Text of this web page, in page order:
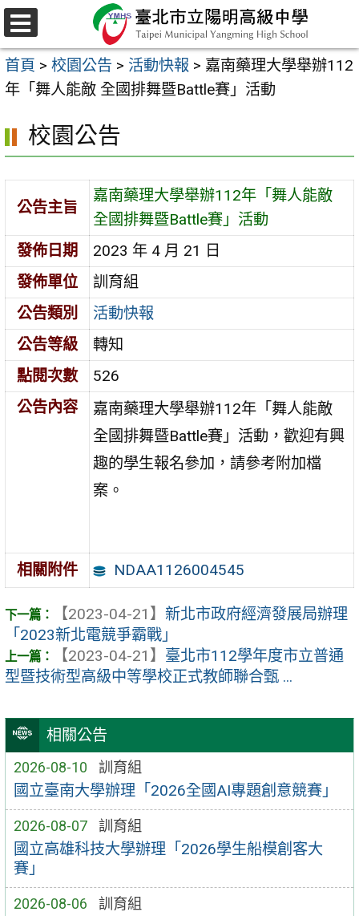
跳
至
主
要
容
區
選
單
首頁 > 校園公告 > 活動快報 > 嘉南藥理大學舉辦112
年「舞人能敵 全國排舞暨Battle賽」活動
相關公告
2026-08-10 訓育組
國立臺南大學辦理「2026全國AI專題創意競賽」
2026-08-07 訓育組
國立高雄科技大學辦理「2026學生船模創客大
賽」
2026-08-06 訓育組
校園公告
公告主旨
嘉南藥理大學舉辦112年「舞人能敵
全國排舞暨Battle賽」活動
發佈日期
2023 年 4 月 21 日
發佈單位
訓育組
公告類別
活動快報
公告等級
轉知
點閱次數
526
公告內容
嘉南藥理大學舉辦112年「舞人能敵
全國排舞暨Battle賽」活動，歡迎有興
趣的學生報名參加，請參考附加檔
案。
相關附件 NDAA1126004545
【2023-04-21】 新北市政府經濟發展局辦理
「2023新北電競爭霸戰」
【2023-04-21】 臺北市112學年度市立普通
型暨技術型高級中等學校正式教師聯合甄 ...